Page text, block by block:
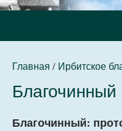
Главная / Ирбитское
Благочинный
Благочинный: